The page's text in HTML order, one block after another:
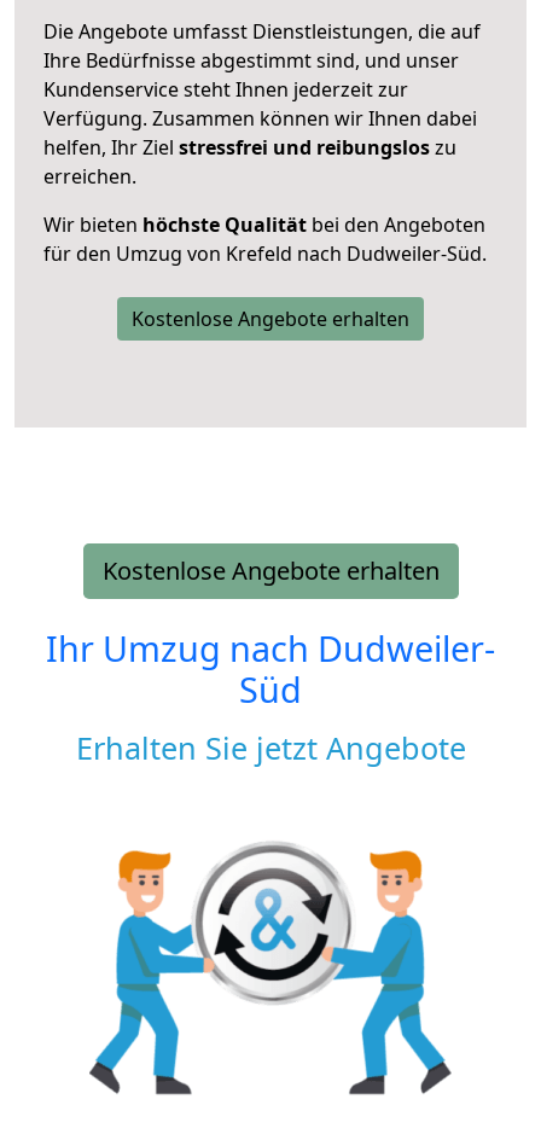
Die Angebote umfasst Dienstleistungen, die auf
Ihre Bedürfnisse abgestimmt sind, und unser
Kundenservice steht Ihnen jederzeit zur
Verfügung. Zusammen können wir Ihnen dabei
helfen, Ihr Ziel stressfrei und reibungsloszu
erreichen.
Wir bieten höchste Qualität bei den Angeboten
für den Umzug von Krefeld nach Dudweiler-Süd.
Kostenlose Angebote erhalten
Kostenlose Angebote erhalten
Ihr Umzug nach Dudweiler-
Süd
Erhalten Sie jetzt Angebote